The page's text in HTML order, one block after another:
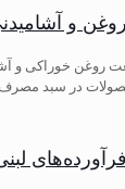
و
روغن خوراکی و
در سبد مصرف